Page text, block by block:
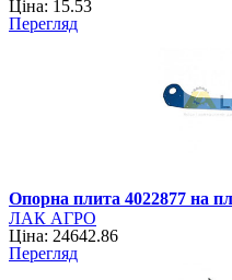
Ціна: 15.53
Перегляд
Опорна плита 4022877 на
ЛАК АГРО
Ціна: 24642.86
Перегляд